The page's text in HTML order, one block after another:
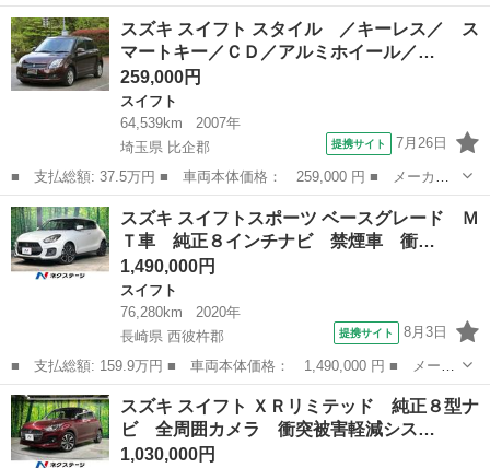
ー名： スズキ ■ 車種名： スイフトスポーツ ■ グレード名：
ベースグレード ｍｏｎｓｔｅｒ ＳＰＯＲＴ エアロ マフラー
ＯＨＬＩ...
愛知 豊橋市 スイフト
スズキ スイフト スタイル ／キーレス／ ス
マートキー／ＣＤ／アルミホイール／…
259,000円
スイフト
64,539km
2007年
埼玉県 比企郡
提携サイト 7月26日
■ 支払総額: 37.5万円 ■ 車両本体価格： 259,000 円 ■ メーカー
名： スズキ ■ 車種名： スイフト ■ グレード名： スタイル
／キーレス／ スマートキー／ＣＤ／アルミホイール／ ■ 排気
量： 1200...
埼玉 比企郡 スイフト
スズキ スイフトスポーツ ベースグレード Ｍ
Ｔ車 純正８インチナビ 禁煙車 衝…
1,490,000円
スイフト
76,280km
2020年
長崎県 西彼杵郡
提携サイト 8月3日
■ 支払総額: 159.9万円 ■ 車両本体価格： 1,490,000 円 ■ メーカ
ー名： スズキ ■ 車種名： スイフトスポーツ ■ グレード名：
ベースグレード ＭＴ車 純正８インチナビ 禁煙車 衝突被害軽減
システム...
長崎 西彼杵郡 スイフト
スズキ スイフト ＸＲリミテッド 純正８型ナ
ビ 全周囲カメラ 衝突被害軽減シス…
1,030,000円